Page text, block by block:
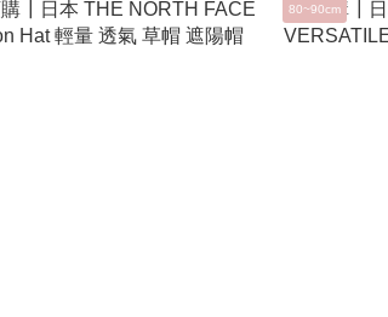
80~90cm